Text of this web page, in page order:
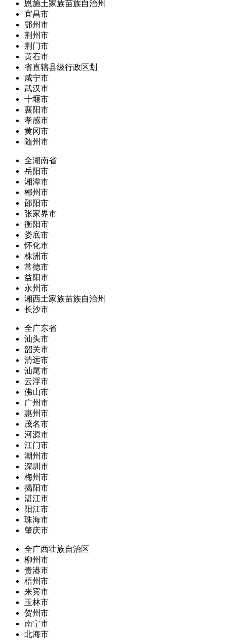
恩施土家族苗族自治州
宜昌市
鄂州市
荆州市
荆门市
黄石市
省直辖县级行政区划
咸宁市
武汉市
十堰市
襄阳市
孝感市
黄冈市
随州市
全湖南省
岳阳市
湘潭市
郴州市
邵阳市
张家界市
衡阳市
娄底市
怀化市
株洲市
常德市
益阳市
永州市
湘西土家族苗族自治州
长沙市
全广东省
汕头市
韶关市
清远市
汕尾市
云浮市
佛山市
广州市
惠州市
茂名市
河源市
江门市
潮州市
深圳市
梅州市
揭阳市
湛江市
阳江市
珠海市
肇庆市
全广西壮族自治区
柳州市
贵港市
梧州市
来宾市
玉林市
贺州市
南宁市
北海市